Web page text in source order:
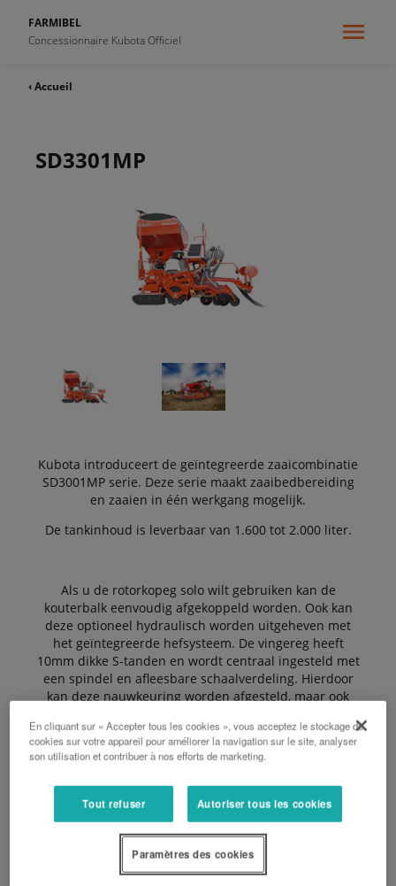
FARMIBEL
Concessionnaire Kubota Officiel
‹ Accueil
SD3301MP
Kubota introduceert de geïntegreerde zaaicombinatie
SD3001MP serie. Deze serie maakt zaaibedbereiding
en zaaien in één werkgang mogelijk.
De tankinhoud is leverbaar van 1.600 tot 2.000 liter.
Als u de rotorkopeg solo wilt gebruiken kan de
kouterbalk eenvoudig afgekoppeld worden. Ook kan
deze optioneel hydraulisch worden uitgeheven met
het geïntegreerde hefsysteem. De vingereg heeft
10mm dikke S-tanden en wordt centraal ingesteld met
een spindel en afleesbare schaalverdeling. Hierdoor
kan deze nauwkeuring worden afgesteld, maar ook
Toegankelijke zijdelings geplaatste ELDOS
doseerunit
En cliquant sur « Accepter tous les cookies », vous acceptez le stockage de
cookies sur votre appareil pour améliorer la navigation sur le site, analyser
son utilisation et contribuer à nos efforts de marketing.
Tout refuser Autoriser tous les cookies
Paramètres des cookies